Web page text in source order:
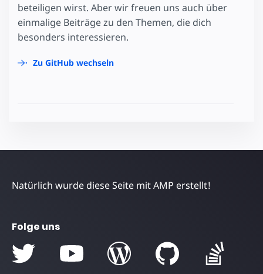
beteiligen wirst. Aber wir freuen uns auch über
einmalige Beiträge zu den Themen, die dich
besonders interessieren.
Zu GitHub wechseln
Natürlich wurde diese Seite mit AMP erstellt!
Folge uns